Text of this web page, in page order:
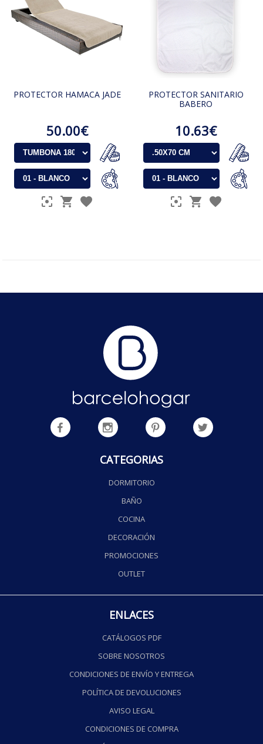
PROTECTOR HAMACA JADE
50.00€
PROTECTOR SANITARIO
BABERO
10.63€
CATEGORIAS
DORMITORIO
BAÑO
COCINA
DECORACIÓN
PROMOCIONES
OUTLET
ENLACES
CATÁLOGOS PDF
SOBRE NOSOTROS
CONDICIONES DE ENVÍO Y ENTREGA
POLÍTICA DE DEVOLUCIONES
AVISO LEGAL
CONDICIONES DE COMPRA